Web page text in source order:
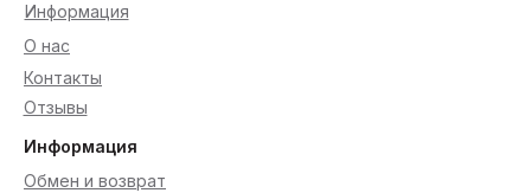
Информация
Обмен и возврат
Информация
О нас
Контакты
Отзывы